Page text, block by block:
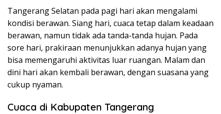
Tangerang Selatan pada pagi hari akan mengalami
kondisi berawan. Siang hari, cuaca tetap dalam keadaan
berawan, namun tidak ada tanda-tanda hujan. Pada
sore hari, prakiraan menunjukkan adanya hujan yang
bisa memengaruhi aktivitas luar ruangan. Malam dan
dini hari akan kembali berawan, dengan suasana yang
cukup nyaman.
Cuaca di Kabupaten Tangerang